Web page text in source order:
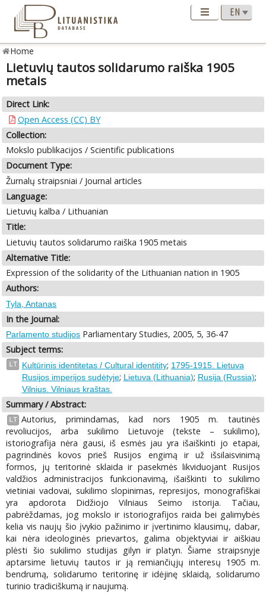
Home
Lietuvių tautos solidarumo raiška 1905
metais
Direct Link:
Open Access (CC) BY
Collection:
Mokslo publikacijos / Scientific publications
Document Type:
Žurnalų straipsniai / Journal articles
Language:
Lietuvių kalba / Lithuanian
Title:
Lietuvių tautos solidarumo raiška 1905 metais
Alternative Title:
Expression of the solidarity of the Lithuanian nation in 1905
Authors:
Tyla, Antanas
In the Journal:
Parlamento studijos Parliamentary Studies, 2005, 5, 36-47
Subject terms:
LT Kultūrinis identitetas / Cultural identitity; 1795-1915. Lietuva
Rusijos imperijos sudėtyje; Lietuva (Lithuania); Rusija (Russia);
Vilnius. Vilniaus kraštas.
Summary / Abstract:
LT Autorius, primindamas, kad nors 1905 m. tautinės
revoliucijos, arba sukilimo Lietuvoje (tekste – sukilimo),
istoriografija nėra gausi, iš esmės jau yra išaiškinti jo etapai,
pagrindinės kovos prieš Rusijos engimą ir už išsilaisvinimą
formos, jų teritorinė sklaida ir pasekmės likviduojant Rusijos
valdžios administracijos funkcionavimą, išaiškinti to sukilimo
vietiniai vadovai, sukilimo slopinimas, represijos, monografiškai
yra apdorota Didžiojo Vilniaus Seimo istorija. Tačiau,
pabrėždamas, jog mokslo ir istoriografijos raida bei galimybės
kelia vis naujų šio įvykio pažinimo ir įvertinimo klausimų, dabar,
kai nėra ideologinės prievartos, galima objektyviai ir aiškiau
plėsti šio sukilimo studijas gilyn ir platyn. Šiame straipsnyje
aptarsime lietuvių tautos ir ją remiančiųjų interesų 1905 m.
bendrumą, solidarumo teritorinę ir idėjinę sklaidą, solidarumo
turinio tradiciškumą ir naujumą.